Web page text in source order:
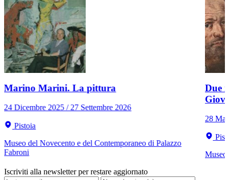
Marino Marini. La pittura
24 Dicembre 2025 / 27 Settembre 2026
Pistoia
Museo del Novecento e del Contemporaneo di Palazzo
Fabroni
Due
28
Museo
Iscriviti alla newsletter per restare aggiornato